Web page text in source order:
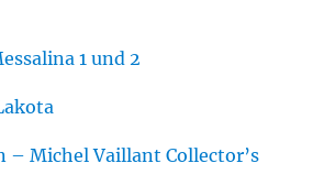
1 und 2
– Michel Vaillant Collector’s